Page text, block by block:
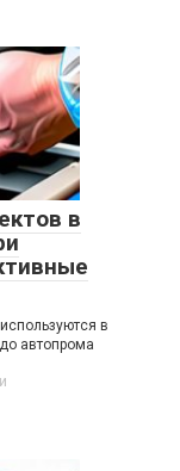
в
в
автопрома